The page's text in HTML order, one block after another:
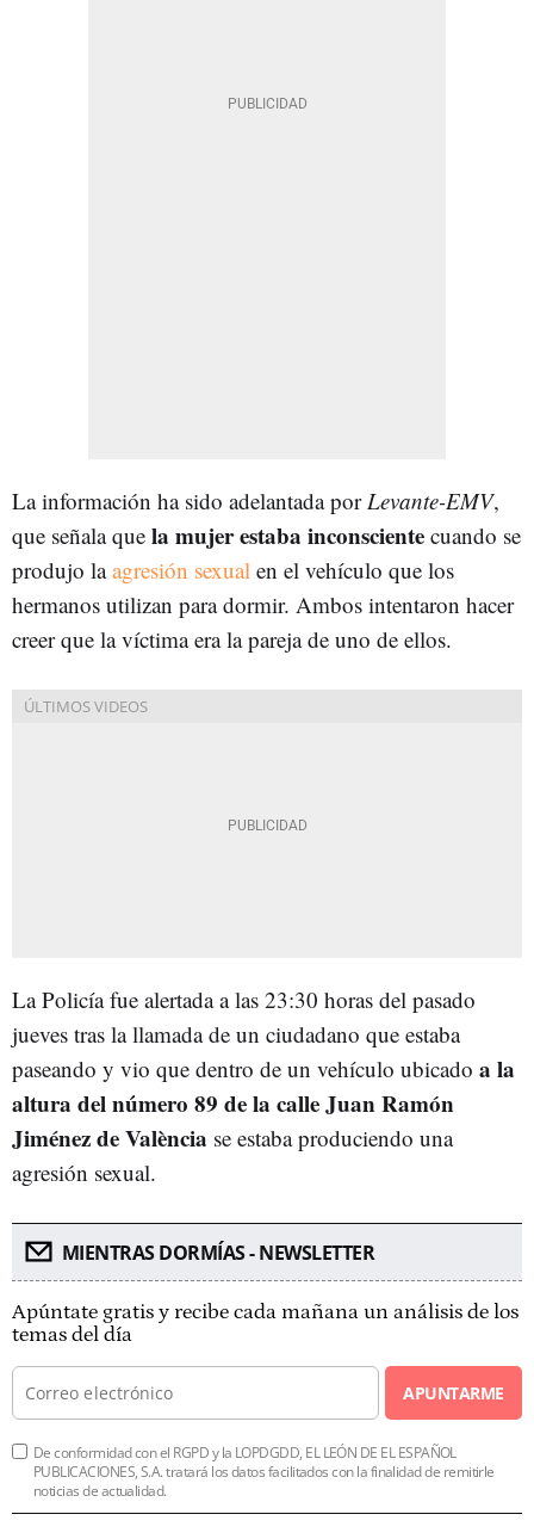
La información ha sido adelantada por Levante-EMV,
que señala que la mujer estaba inconsciente cuando se
produjo laagresión sexual en el vehículo que los
hermanos utilizan para dormir. Ambos intentaron hacer
creer que la víctima era la pareja de uno de ellos.
La Policía fue alertada a las 23:30 horas del pasado
jueves tras la llamada de un ciudadano que estaba
paseando y vio que dentro de un vehículo ubicado a la
altura del número 89 de la calle Juan Ramón
Jiménez de València se estaba produciendo una
agresión sexual.
MIENTRAS DORMÍAS - NEWSLETTER
Apúntate gratis y recibe cada mañana un análisis de los
temas del día
APUNTARME
De conformidad con el RGPD y la LOPDGDD, EL LEÓN DE EL ESPAÑOL
PUBLICACIONES, S.A. tratará los datos facilitados con la finalidad de remitirle
noticias de actualidad.